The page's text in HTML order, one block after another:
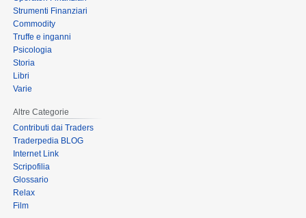
Strumenti Finanziari
Commodity
Truffe e inganni
Psicologia
Storia
Libri
Varie
Altre Categorie
Contributi dai Traders
Traderpedia BLOG
Internet Link
Scripofilia
Glossario
Relax
Film